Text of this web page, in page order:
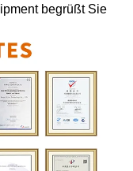
begrüßt Sie